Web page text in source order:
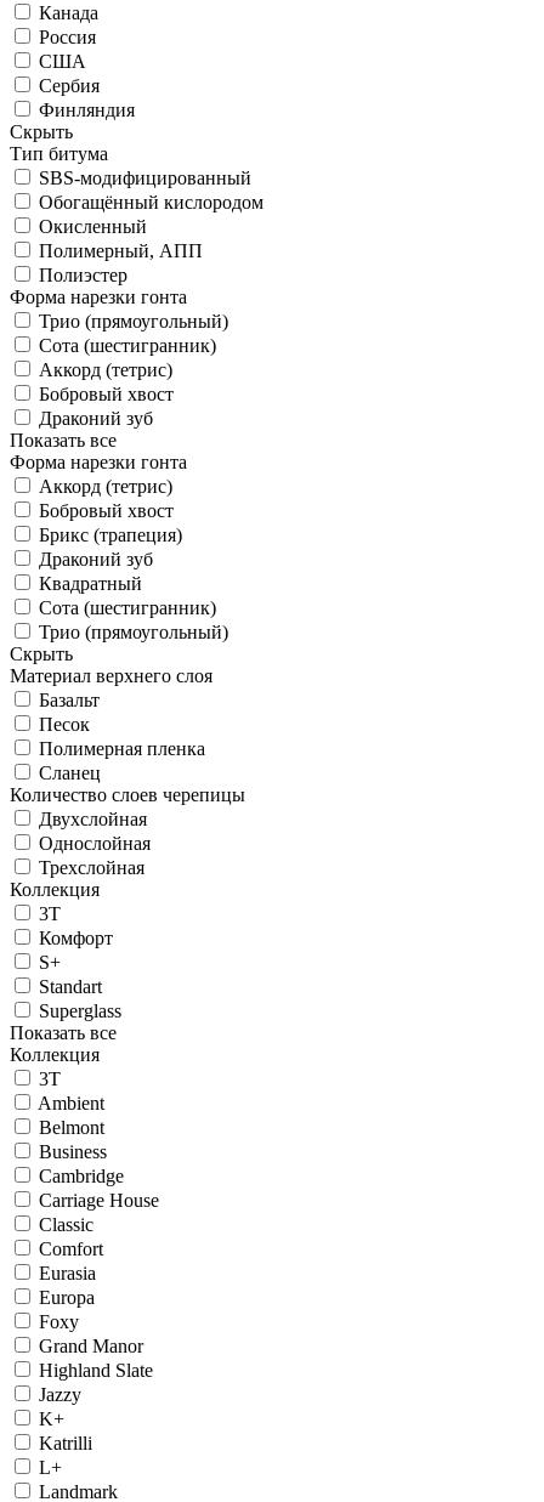
Канада
Россия
США
Сербия
Финляндия
Скрыть
Тип битума
SBS-модифицированный
Обогащённый кислородом
Окисленный
Полимерный, АПП
Полиэстер
Форма нарезки гонта
Трио (прямоугольный)
Сота (шестигранник)
Аккорд (тетрис)
Бобровый хвост
Драконий зуб
Показать все
Форма нарезки гонта
Аккорд (тетрис)
Бобровый хвост
Брикс (трапеция)
Драконий зуб
Квадратный
Сота (шестигранник)
Трио (прямоугольный)
Скрыть
Материал верхнего слоя
Базальт
Песок
Полимерная пленка
Сланец
Количество слоев черепицы
Двухслойная
Однослойная
Трехслойная
Коллекция
3T
Комфорт
S+
Standart
Superglass
Показать все
Коллекция
3T
Ambient
Belmont
Business
Cambridge
Carriage House
Classic
Comfort
Eurasia
Europa
Foxy
Grand Manor
Highland Slate
Jazzy
K+
Katrilli
L+
Landmark